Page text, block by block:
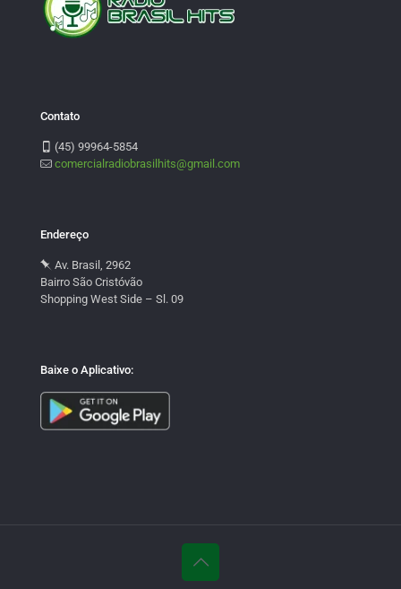
Contato
(45) 99964-5854
comercialradiobrasilhits@gmail.com
Endereço
Av. Brasil, 2962
Bairro São Cristóvão
Shopping West Side – Sl. 09
Baixe o Aplicativo: